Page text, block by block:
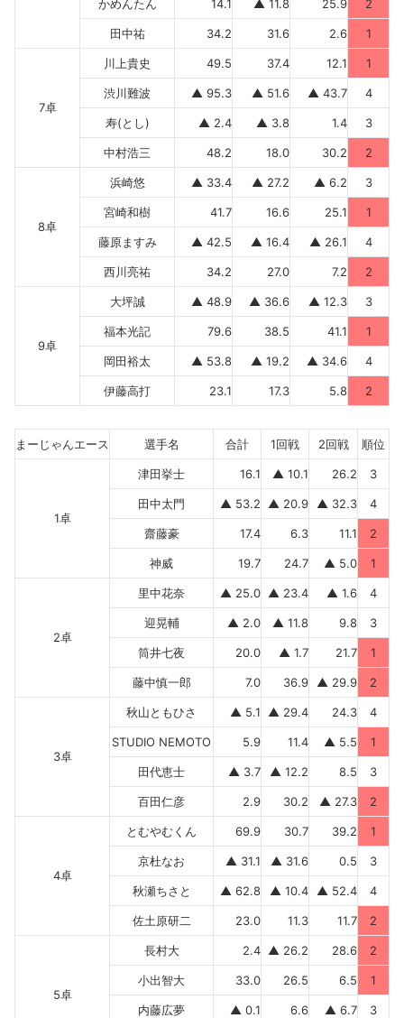
かめんたん 14.1 ▲ 11.8 25.9 2
田中祐 34.2 31.6 2.6 1
7卓
川上貴史 49.5 37.4 12.1 1
渋川難波 ▲ 95.3 ▲ 51.6 ▲ 43.7 4
寿(とし) ▲ 2.4 ▲ 3.8 1.4 3
中村浩三 48.2 18.0 30.2 2
8卓
浜崎悠 ▲ 33.4 ▲ 27.2 ▲ 6.2 3
宮崎和樹 41.7 16.6 25.1 1
藤原ますみ ▲ 42.5 ▲ 16.4 ▲ 26.1 4
西川亮祐 34.2 27.0 7.2 2
9卓
大坪誠 ▲ 48.9 ▲ 36.6 ▲ 12.3 3
福本光記 79.6 38.5 41.1 1
岡田裕太 ▲ 53.8 ▲ 19.2 ▲ 34.6 4
伊藤高打 23.1 17.3 5.8 2
まーじゃんエース 選手名 合計 1回戦 2回戦 順位
1卓
津田挙士 16.1 ▲ 10.1 26.2 3
田中太門 ▲ 53.2 ▲ 20.9 ▲ 32.3 4
齋藤豪 17.4 6.3 11.1 2
神威 19.7 24.7 ▲ 5.0 1
2卓
里中花奈 ▲ 25.0 ▲ 23.4 ▲ 1.6 4
迎晃輔 ▲ 2.0 ▲ 11.8 9.8 3
筒井七夜 20.0 ▲ 1.7 21.7 1
藤中慎一郎 7.0 36.9 ▲ 29.9 2
3卓
秋山ともひさ ▲ 5.1 ▲ 29.4 24.3 4
STUDIO NEMOTO 5.9 11.4 ▲ 5.5 1
田代恵士 ▲ 3.7 ▲ 12.2 8.5 3
百田仁彦 2.9 30.2 ▲ 27.3 2
4卓
とむやむくん 69.9 30.7 39.2 1
京杜なお ▲ 31.1 ▲ 31.6 0.5 3
秋瀬ちさと ▲ 62.8 ▲ 10.4 ▲ 52.4 4
佐土原研二 23.0 11.3 11.7 2
5卓
長村大 2.4 ▲ 26.2 28.6 2
小出智大 33.0 26.5 6.5 1
内藤広夢 ▲ 0.1 6.6 ▲ 6.7 3